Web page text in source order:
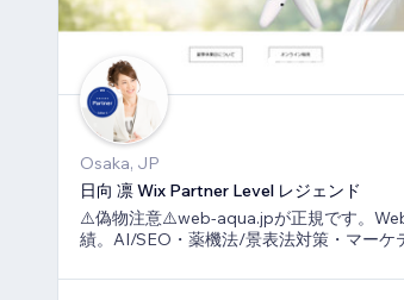
Osaka, JP
日向 凛 Wix Partner Level レジェンド
⚠️偽物注意⚠️web-aqua.jpが正規です。
績。AI/SEO・薬機法/景表法対策・マーケ